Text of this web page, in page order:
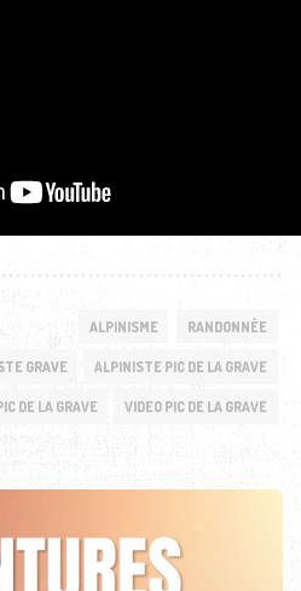
ALPINISME RANDONNÉE
GRAVE ALPINISTE PIC DE LA GRAVE
DE LA GRAVE VIDEO PIC DE LA GRAVE